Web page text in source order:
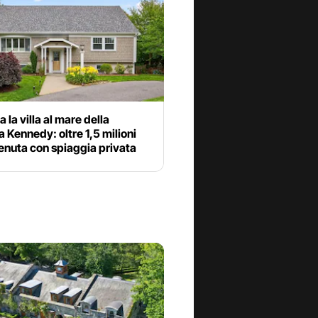
la villa al mare della
Kennedy: oltre 1,5 milioni
con spiaggia privata